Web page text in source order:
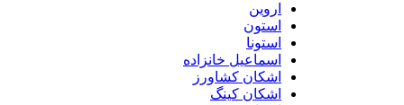
اسماعیل خانزاده
اشکان کشاورز
اشکان کینگ